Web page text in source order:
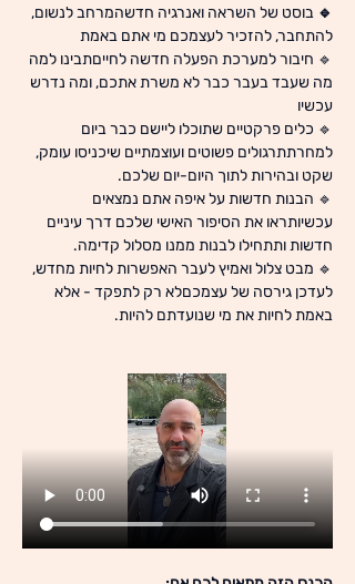
🔹 בוסט של השראה ואנרגיה חדשהמרחב לנשום,
להתחבר, להזכיר לעצמכם מי אתם באמת
🔹 חיבור למערכת הפעלה חדשה לחייםתבינו למה
מה שעבד בעבר כבר לא משרת אתכם, ומה נדרש
עכשיו
🔹 כלים פרקטיים שתוכלו ליישם כבר ביום
למחרתתרגולים פשוטים ועוצמתיים שיכניסו עומק,
שקט ובהירות לתוך היום-יום שלכם.
🔹 הבנות חדשות על איפה אתם נמצאים
עכשיותראו את הסיפור האישי שלכם דרך עיניים
חדשות ותתחילו לבנות ממנו מסלול קדימה.
🔹 מבט צלול ואמיץ לעבר האפשרות לחיות מחדש,
לעדכן גירסה של עצמכםלא רק לתפקד - אלא
באמת לחיות את מי שנועדתם להיות.